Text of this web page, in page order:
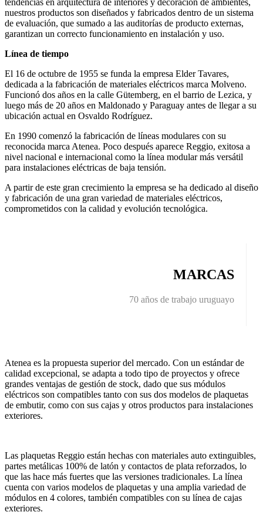
tendencias en arquitectura de interiores y decoración de ambientes,
nuestros productos son diseñados y fabricados dentro de un sistema
de evaluación, que sumado a las auditorías de producto externas,
garantizan un correcto funcionamiento en instalación y uso.
Línea de tiempo
El 16 de octubre de 1955 se funda la empresa Elder Tavares,
dedicada a la fabricación de materiales eléctricos marca Molveno.
Funcionó dos años en la calle Gütemberg, en el barrio de Lezica, y
luego más de 20 años en Maldonado y Paraguay antes de llegar a su
ubicación actual en Osvaldo Rodríguez.
En 1990 comenzó la fabricación de líneas modulares con su
reconocida marca Atenea. Poco después aparece Reggio, exitosa a
nivel nacional e internacional como la línea modular más versátil
para instalaciones eléctricas de baja tensión.
A partir de este gran crecimiento la empresa se ha dedicado al diseño
y fabricación de una gran variedad de materiales eléctricos,
comprometidos con la calidad y evolución tecnológica.
MARCAS
70 años de trabajo uruguayo
Atenea es la propuesta superior del mercado. Con un estándar de
calidad excepcional, se adapta a todo tipo de proyectos y ofrece
grandes ventajas de gestión de stock, dado que sus módulos
eléctricos son compatibles tanto con sus dos modelos de plaquetas
de embutir, como con sus cajas y otros productos para instalaciones
exteriores.
Las plaquetas Reggio están hechas con materiales auto extinguibles,
partes metálicas 100% de latón y contactos de plata reforzados, lo
que las hace más fuertes que las versiones tradicionales. La línea
cuenta con varios modelos de plaquetas y una amplia variedad de
módulos en 4 colores, también compatibles con su línea de cajas
exteriores.